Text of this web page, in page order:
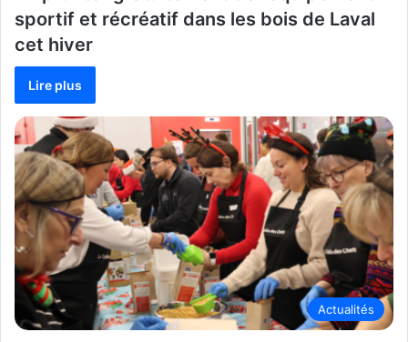
sportif et récréatif dans les bois de Laval
cet hiver
Lire plus
Actualités